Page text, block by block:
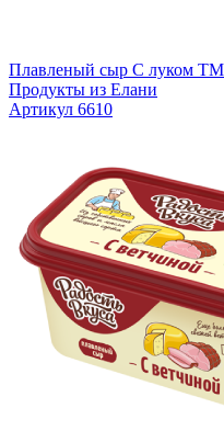
Плавленый сыр С луком
Продукты из Елани
Артикул 6610